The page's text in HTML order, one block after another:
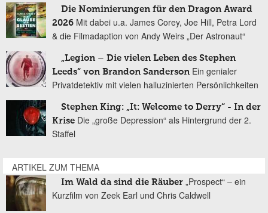
Die Nominierungen für den Dragon Award
2026 Mit dabei u.a. James Corey, Joe Hill, Petra Lord
& die Filmadaption von Andy Weirs „Der Astronaut“
„Legion – Die vielen Leben des Stephen
Leeds“ von Brandon Sanderson Ein genialer
Privatdetektiv mit vielen halluzinierten Persönlichkeiten
Stephen King: „It: Welcome to Derry“ - In der
Krise Die „große Depression“ als Hintergrund der 2.
Staffel
ARTIKEL ZUM THEMA
Im Wald da sind die Räuber „Prospect“ – ein
Kurzfilm von Zeek Earl und Chris Caldwell